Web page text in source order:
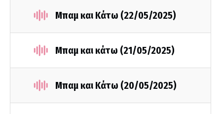
Μπαμ και Κάτω (22/05/2025)
Μπαμ και κάτω (21/05/2025)
Μπαμ και Κάτω (20/05/2025)